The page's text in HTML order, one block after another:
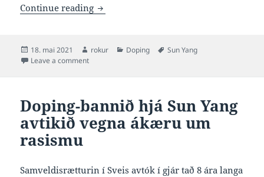
Continue reading Sun Yang í rættin aftur
Posted
on
18. mai 2021 Author
rokur Categories
Doping Tags
Sun Yang
Leave a commenton Sun Yang í rættin aftur
Doping-bannið hjá Sun Yang
avtikið vegna ákæru um
rasismu
Samveldisrætturin í Sveis avtók í gjár tað 8 ára langa